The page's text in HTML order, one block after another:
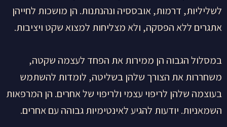
לשליליות, דרמות, אובססיה ונהנתנות. הן מושכות לחייהן
אתגרים ללא הפסקה, ולא מצליחות למצוא שקט ויציבות.
במסלול הגבוה הן ממירות את הפחד לעצמה שקטה,
משחררות את הצורך שלהן בשליטה, לומדות להשתמש
בעוצמה שלהן לריפוי עצמי ולריפוי של אחרים. הן המרפאות
השמאניות. יודעות להגיע לאינטימיות גבוהה עם אחרים.